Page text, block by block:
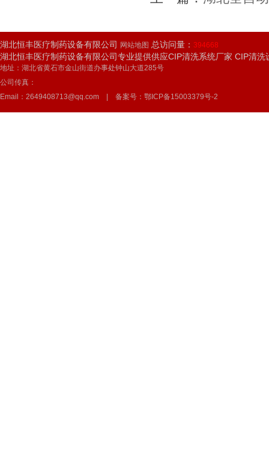
湖北恒丰医疗制药设备有限公司 网站地图 总访问量： 394668
湖北恒丰医疗制药设备有限公司专业提供供应CIP清洗系统厂家 CIP清
地址：湖北省黄石市金山街道办事处钟山大道285号
公司传真：
Email：2649408713@qq.com | 备案号： 鄂ICP备15003379号-2